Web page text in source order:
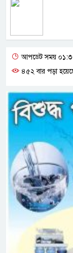
আপডেট সময়
৪৫২ বার পড়া